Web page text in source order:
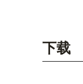
下载